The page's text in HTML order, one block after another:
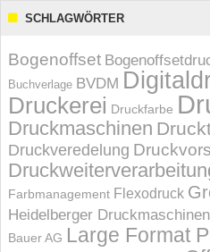
SCHLAGWÖRTER
Bogenoffset
Buchverlage BVDM
Druckerei Druckfarbe
Druckmaschinen
Druckveredelung
Farbmanagement Flexodruck
Heidelberger Druckmaschinen
Bauer AG Large Format